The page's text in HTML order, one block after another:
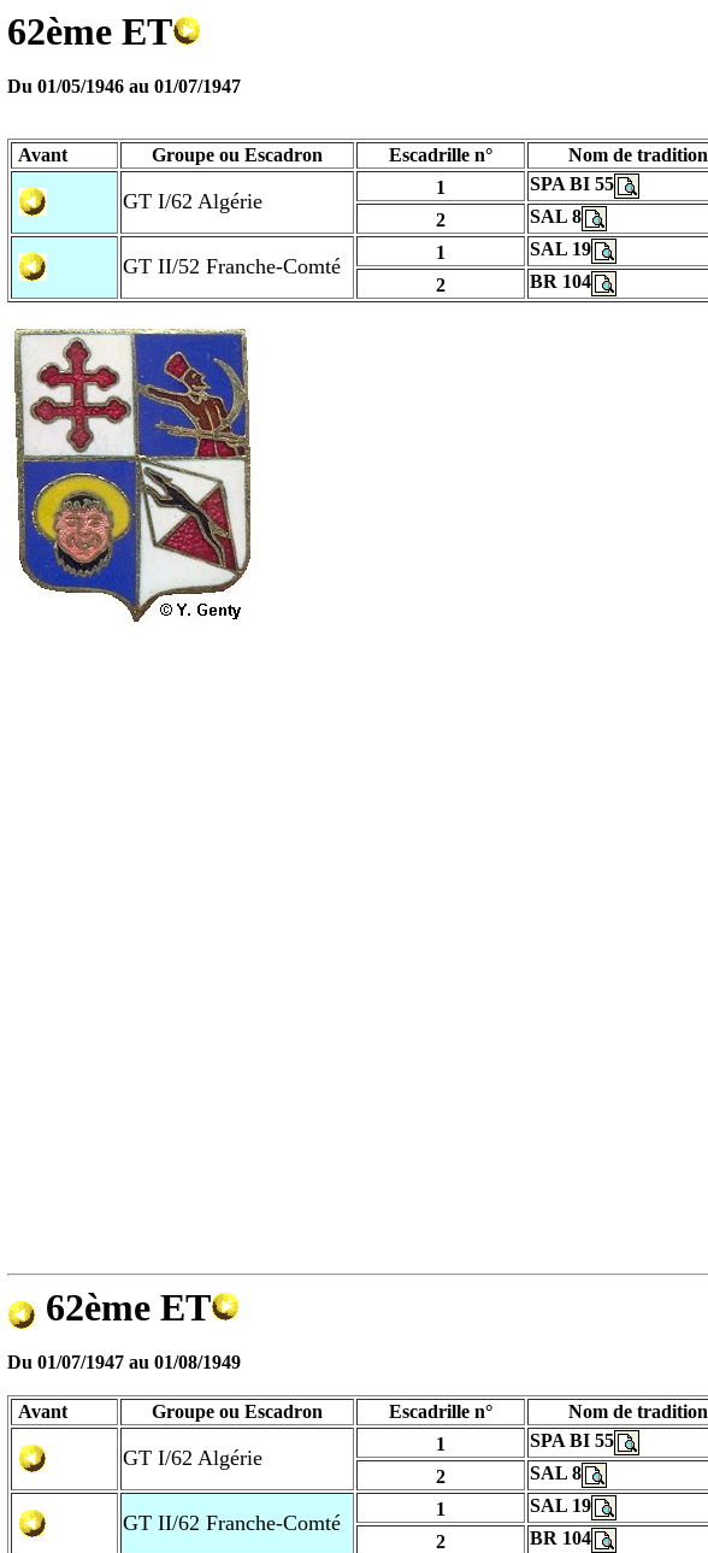
62ème ET
Du 01/05/1946 au 01/07/1947
Avant Groupe ou Escadron Escadrille n° Nom de tradition
GT I/62 Algérie
1 SPA BI 55
2
SAL 8
GT II/52 Franche-Comté
1
SAL 19
2
BR 104
62ème ET
Du 01/07/1947 au 01/08/1949
Avant Groupe ou Escadron Escadrille n° Nom de tradition
GT I/62 Algérie
1 SPA BI 55
2
SAL 8
GT II/62 Franche-Comté
1
SAL 19
2
BR 104